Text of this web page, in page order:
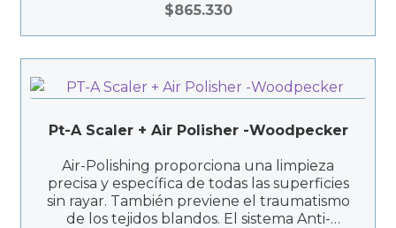
$865.330
Pt-A Scaler + Air Polisher -Woodpecker
Air-Polishing proporciona una limpieza
precisa y específica de todas las superficies
sin rayar. También previene el traumatismo
de los tejidos blandos. El sistema Anti-